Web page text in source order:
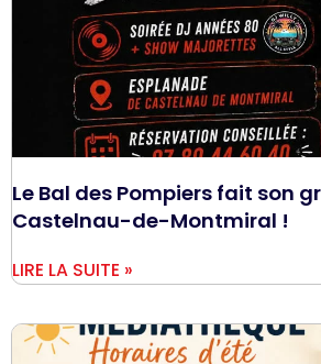
Le Bal des Pompiers fait son
Castelnau-de-Montmiral !
LIRE LA SUITE »